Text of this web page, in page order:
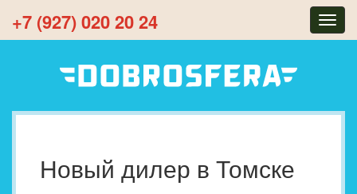
+7 (927) 020 20 24
Новый дилер в Томске